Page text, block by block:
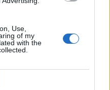
Use,
of my
with the
καταλήγει η